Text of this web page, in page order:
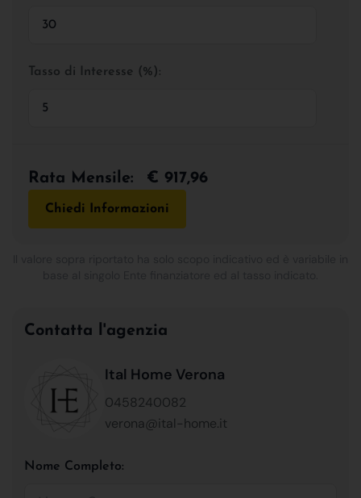
Tasso di Interesse (%):
Rata Mensile: € 917,96
Chiedi Informazioni
Contatta l'agenzia
Ital Home Verona
0458240082
verona@ital-home.it
Nome Completo: